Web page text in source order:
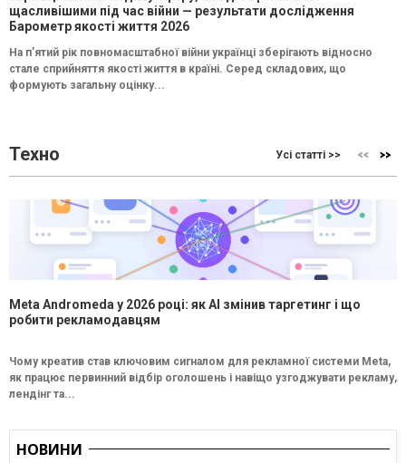
щасливішими під час війни — результати дослідження
Барометр якості життя 2026
На п’ятий рік повномасштабної війни українці зберігають відносно
стале сприйняття якості життя в країні. Серед складових, що
формують загальну оцінку...
Техно Усі статті >>
Meta Andromeda у 2026 році: як AI змінив таргетинг і що
робити рекламодавцям
Чому креатив став ключовим сигналом для рекламної системи Meta,
як працює первинний відбір оголошень і навіщо узгоджувати рекламу,
лендінг та...
НОВИНИ